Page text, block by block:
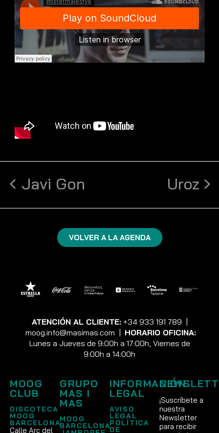
Javi Gon Uroz
VOLVER A LA AGENDA
ATENCIÓN AL CLIENTE: +34 933 191 789
moog.info@masimas.com
HORARIO OFICINA:
Lunes a Jueves de 9:00h a 17:00h, Viernes de
9:00h a 14:00h
MOOG
CLUB
DISCOTECA
MOOG
BARCELONA
Calle Arc del
GRUPO
MAS I
MAS
MOOG
BARCELONA
INFORMACIÓN
LEGAL
AVISO
LEGAL
POLÍTICA
DE
¡Suscríbete a
nuestra
Newsletter
para recibir